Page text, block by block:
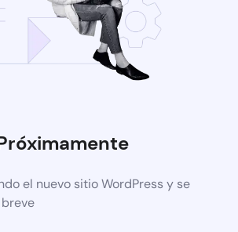
el nuevo sitio WordPress y se